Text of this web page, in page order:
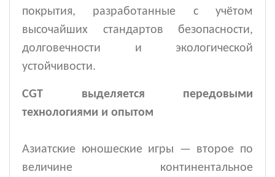
Азиатские юношеские игры — второе по
величине континентальное
CGT выделяется передовыми
технологиями и опытом
покрытия, разработанные с учётом
высочайших стандартов безопасности,
долговечности и экологической
устойчивости.